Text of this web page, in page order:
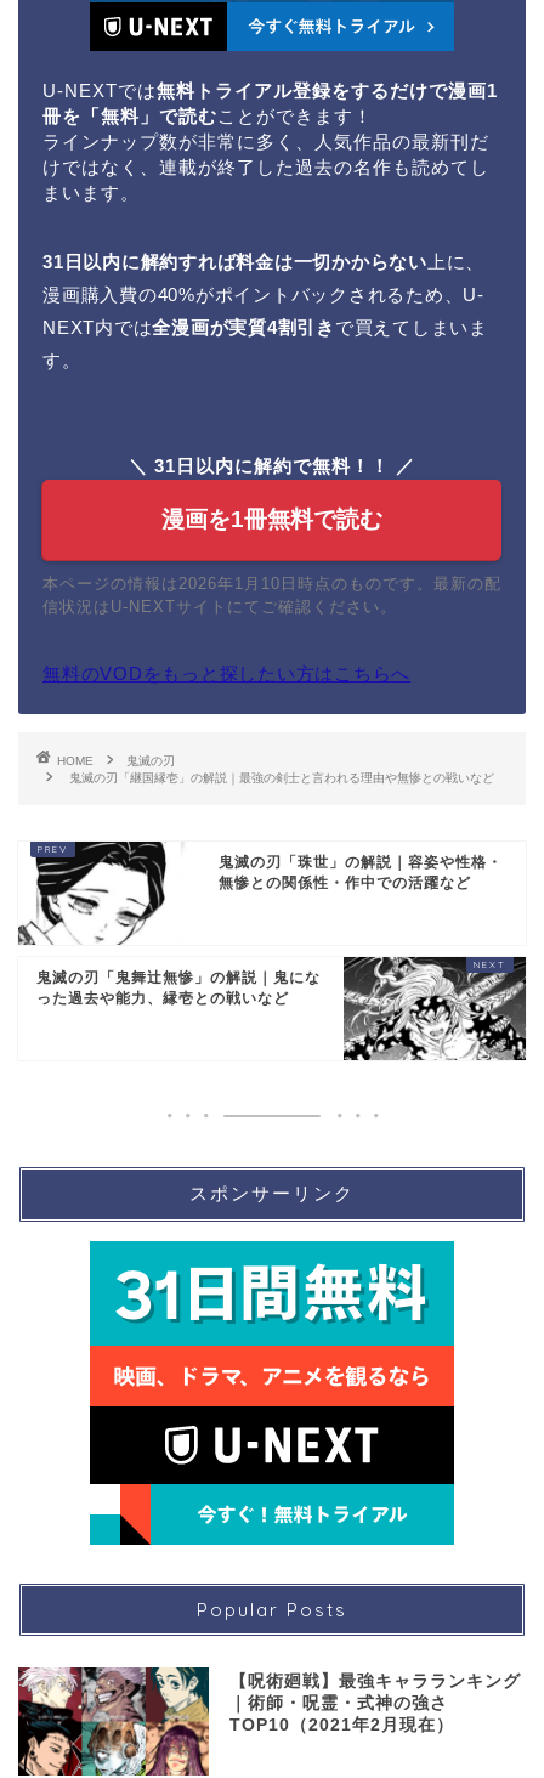
U-NEXTでは無料トライアル登録をするだけで漫画1
冊を「無料」で読むことができます！
ラインナップ数が非常に多く、人気作品の最新刊だ
けではなく、連載が終了した過去の名作も読めてし
まいます。
31日以内に解約すれば料金は一切かからない上に、
漫画購入費の40%がポイントバックされるため、U-
NEXT内では全漫画が実質4割引き で買えてしまいま
す。
＼ 31日以内に解約で無料！！ ／
漫画を1冊無料で読む
本ページの情報は2026年1月10日時点のものです。最新の配
信状況はU-NEXTサイトにてご確認ください。
無料のVODをもっと探したい方はこちらへ
HOME
鬼滅の刃
鬼滅の刃「継国縁壱」の解説｜最強の剣士と言われる理由や無惨との戦いなど
鬼滅の刃「珠世」の解説｜容姿や性格・
無惨との関係性・作中での活躍など
鬼滅の刃「鬼舞辻無惨」の解説｜鬼にな
った過去や能力、縁壱との戦いなど
スポンサーリンク
Popular Posts
【呪術廻戦】最強キャラランキング
｜術師・呪霊・式神の強さ
TOP10（2021年2月現在）